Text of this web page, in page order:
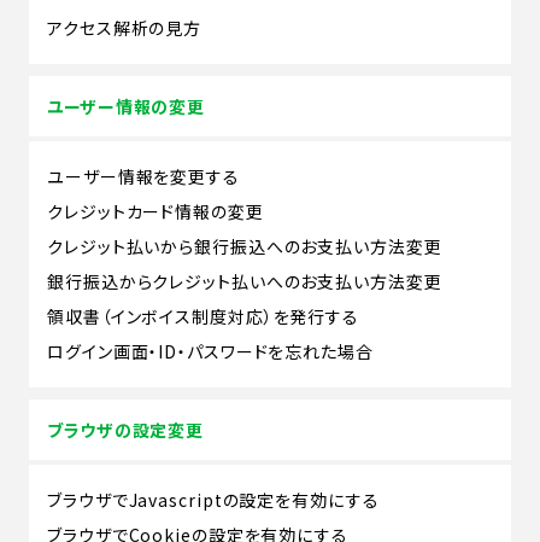
アクセス解析の見方
ユーザー情報の変更
ユーザー情報を変更する
クレジットカード情報の変更
クレジット払いから銀行振込へのお支払い方法変更
銀行振込からクレジット払いへのお支払い方法変更
領収書（インボイス制度対応）を発行する
ログイン画面・ID・パスワードを忘れた場合
ブラウザの設定変更
ブラウザでJavascriptの設定を有効にする
ブラウザでCookieの設定を有効にする